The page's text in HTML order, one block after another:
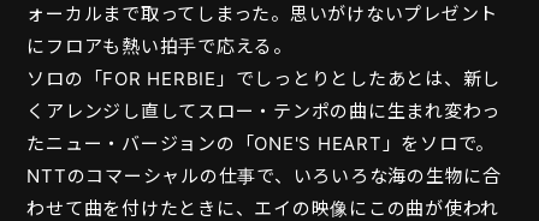
ォーカルまで取ってしまった。思いがけないプレゼント
にフロアも熱い拍手で応える。
ソロの「FOR HERBIE」でしっとりとしたあとは、新し
くアレンジし直してスロー・テンポの曲に生まれ変わっ
たニュー・バージョンの「ONE'S HEART」をソロで。
NTTのコマーシャルの仕事で、いろいろな海の生物に合
わせて曲を付けたときに、エイの映像にこの曲が使われ